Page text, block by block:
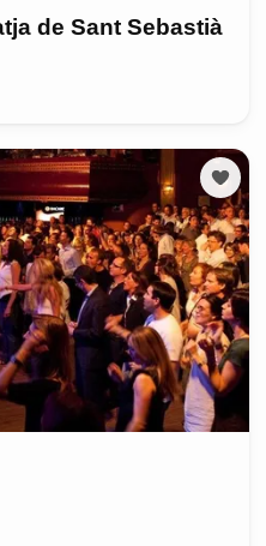
de Sant Sebastià